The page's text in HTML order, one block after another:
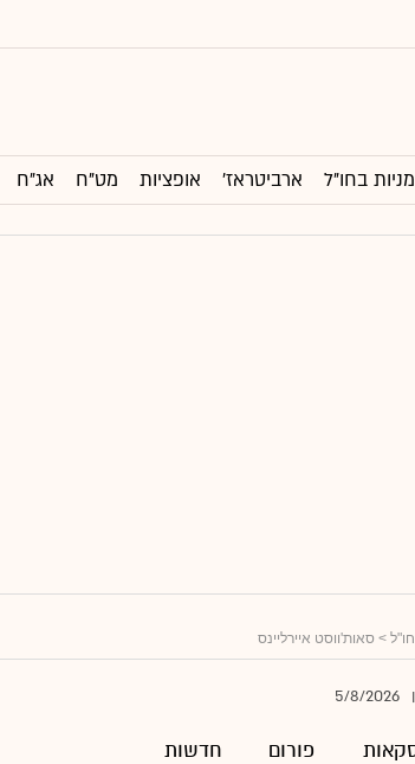
מניות בחו"ל ארביטראז' אופציות מט"ח אג"ח
> סאות'ווסט איירליינס
5/8/2026
פורום חדשות